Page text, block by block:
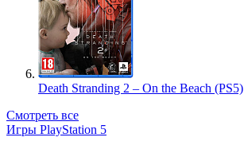
Death Stranding 2 – On the Beach (PS5)
Смотреть все
Игры PlayStation 5